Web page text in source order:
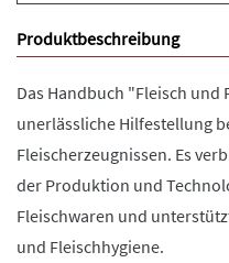
Produktbeschreibung
Das Handbuch "Fleisch und
unerlässliche Hilfestellung
Fleischerzeugnissen. Es
der Produktion und
Fleischwaren und
und Fleischhygiene.